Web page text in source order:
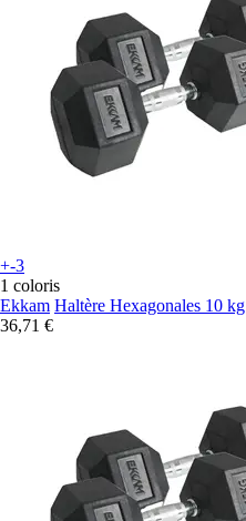
+-3
1 coloris
Ekkam Haltère Hexagonales 10 kg
36,71 €